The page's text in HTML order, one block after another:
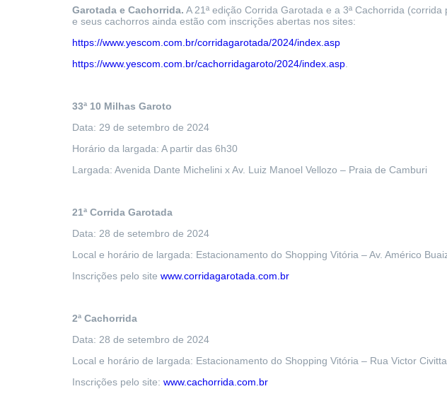
Garotada e Cachorrida. A 21ª edição Corrida Garotada e a 3ª Cachorrida
e seus cachorros ainda estão com inscrições abertas nos sites:
https://www.yescom.com.br/corridagarotada/2024/index.asp
https://www.yescom.com.br/cachorridagaroto/2024/index.asp
33ª 10 Milhas Garoto
Data: 29 de setembro de 2024
Horário da largada: A partir das 6h30
Largada: Avenida Dante Michelini x Av. Luiz Manoel Vellozo – Praia de Camburi
21ª Corrida Garotada
Data: 28 de setembro de 2024
Local e horário de largada: Estacionamento do Shopping Vitória – Av. Américo
Inscrições pelo site www.corridagarotada.com.br
2ª Cachorrida
Data: 28 de setembro de 2024
Local e horário de largada: Estacionamento do Shopping Vitória – Rua Victor
Inscrições pelo site: www.cachorrida.com.br